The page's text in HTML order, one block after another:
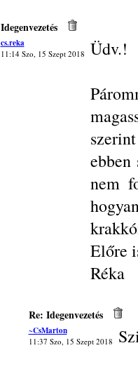
Idegenvezetés
cs.reka
11:14 Szo, 15 Szept 2018 Üdv.!
nem
Előre
Réka
Re: Idegenvezetés
~CsMarton
11:37 Szo, 15 Szept 2018